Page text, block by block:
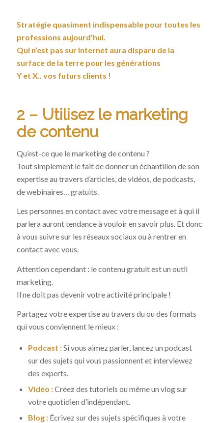
Stratégie quasiment indispensable pour toutes les
professions aujourd’hui.
Qui n’est pas sur Internet aura disparu de la
surface de la terre pour les générations
Y et X.. vos futurs clients !
2 – Utilisez le marketing
de contenu
Qu’est-ce que le marketing de contenu ?
Tout simplement le fait de donner un échantillon de son
expertise au travers d’articles, de vidéos, de podcasts,
de webinaires… gratuits.
Les personnes en contact avec votre message et à qui il
parlera auront tendance à vouloir en savoir plus. Et donc
à vous suivre sur les réseaux sociaux ou à rentrer en
contact avec vous.
Attention cependant : le contenu gratuit est un outil
marketing.
Il ne doit pas devenir votre activité principale !
Partagez votre expertise au travers du ou des formats
qui vous conviennent le mieux :
Podcast :Si vous aimez parler, lancez un podcast
sur des sujets qui vous passionnent et interviewez
des experts.
Vidéo :Créez des tutoriels ou même un vlog sur
votre quotidien d’indépendant.
Blog :Écrivez sur des sujets spécifiques à votre